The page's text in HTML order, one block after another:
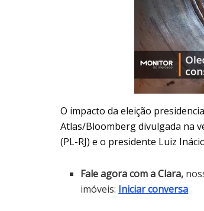
O impacto da eleição
Atlas/Bloomberg divulgada na
(PL-RJ) e o presidente Luiz
Fale agora com a Clara,
imóveis: Iniciar conversa